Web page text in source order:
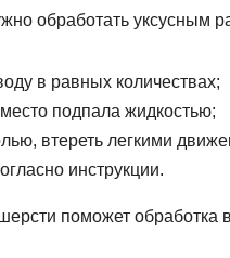
обработать уксусным
в равных количествах;
подпала жидкостью;
втереть легкими
инструкции.
поможет